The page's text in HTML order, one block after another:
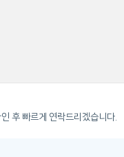
후 빠르게 연락드리겠습니다.